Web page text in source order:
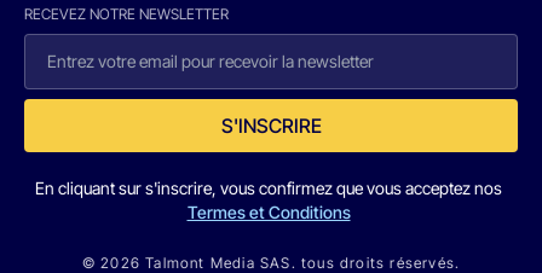
RECEVEZ NOTRE NEWSLETTER
S'INSCRIRE
En cliquant sur s'inscrire, vous confirmez que vous acceptez nos
Termes et Conditions
© 2026 Talmont Media SAS. tous droits réservés.